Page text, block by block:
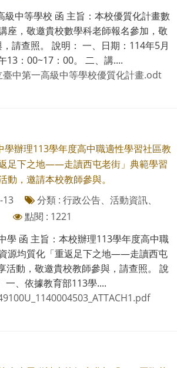
級中等學校 函 主旨：本校優質化計畫數
座，敬邀貴校數學科老師報名參加，敬
請查照。 說明： 一、日期：114年5月
13：00~17：00。 二、講....
臺中第一高級中等學校優質化計畫.odt
學辦理113學年度高中職適性學習社區教
足下之地——走讀西屯老街」典範學習
動，邀請本校教師參與。
13
分類 : 行政公告、活動資訊、
點閱 : 1221
學 函 主旨：本校辦理113學年度高中職
源均質化「重返足下之地——走讀西屯
活動，敬邀貴校教師參與，請查照。 說
一、依據教育部113學....